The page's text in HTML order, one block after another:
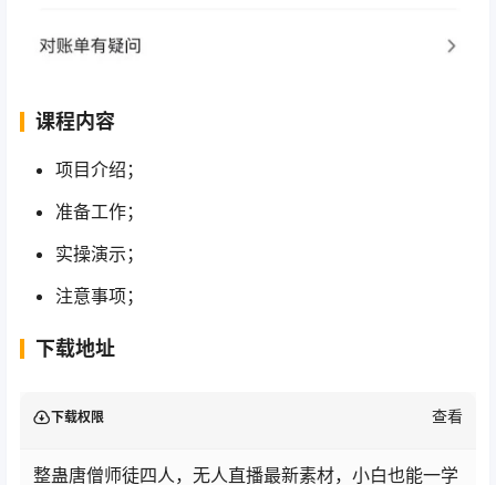
课程内容
项目介绍；
准备工作；
实操演示；
注意事项；
下载地址
下载权限 查看
整蛊唐僧师徒四人，无人直播最新素材，小白也能一学